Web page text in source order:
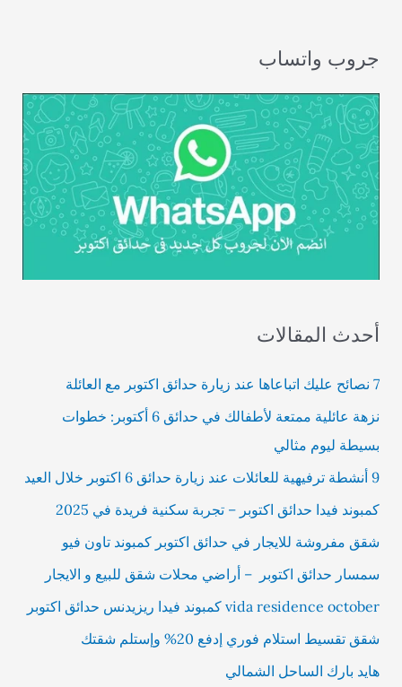
جروب واتساب
أحدث المقالات
7 نصائح عليك اتباعاها عند زيارة حدائق اكتوبر مع العائلة
نزهة عائلية ممتعة لأطفالك في حدائق 6 أكتوبر: خطوات
بسيطة ليوم مثالي
9 أنشطة ترفيهية للعائلات عند زيارة حدائق 6 اكتوبر خلال العيد
كمبوند فيدا حدائق اكتوبر – تجربة سكنية فريدة في 2025
شقق مفروشة للايجار في حدائق اكتوبر كمبوند تاون فيو
سمسار حدائق اكتوبر – أراضي محلات شقق للبيع و الايجار
vida residence october كمبوند فيدا ريزيدنس حدائق اكتوبر
شقق تقسيط استلام فوري إدفع 20% وإستلم شقتك
هايد بارك الساحل الشمالي